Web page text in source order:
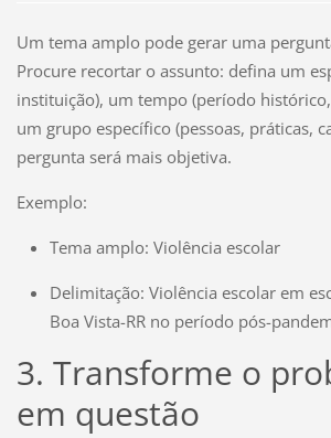
Um tema amplo pode gerar uma
Procure recortar o assunto: defina um
instituição), um tempo (período
um grupo específico (pessoas, práticas,
pergunta será mais objetiva.
Exemplo:
Tema amplo: Violência escolar
Delimitação: Violência escolar em
Boa Vista-RR no período pós-
3. Transforme o
em questão